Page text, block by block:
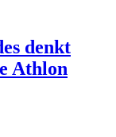
denkt
Athlon